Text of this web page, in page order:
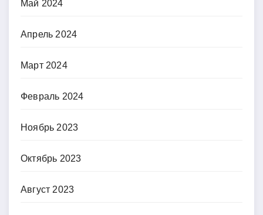
Май 2024
Апрель 2024
Март 2024
Февраль 2024
Ноябрь 2023
Октябрь 2023
Август 2023